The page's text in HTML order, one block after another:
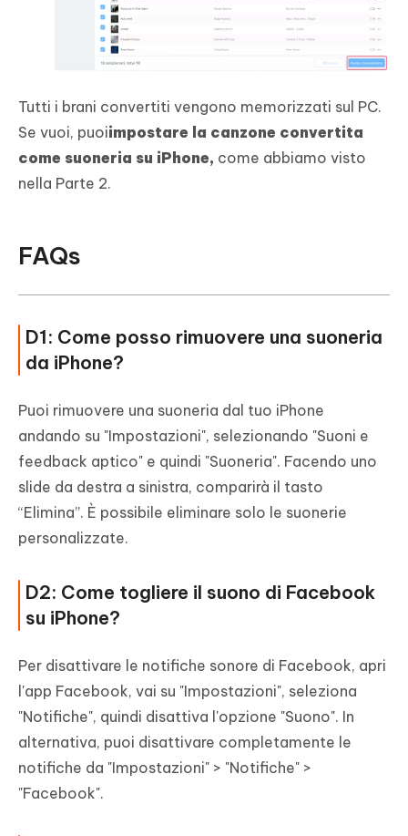
Tutti i brani convertiti vengono memorizzati sul PC.
Se vuoi, puoiimpostare la canzone convertita
come suoneria su iPhone, come abbiamo visto
nella Parte 2.
FAQs
D1: Come posso rimuovere una suoneria
da iPhone?
Puoi rimuovere una suoneria dal tuo iPhone
andando su "Impostazioni", selezionando "Suoni e
feedback aptico" e quindi "Suoneria". Facendo uno
slide da destra a sinistra, comparirà il tasto
“Elimina”. È possibile eliminare solo le suonerie
personalizzate.
D2: Come togliere il suono di Facebook
su iPhone?
Per disattivare le notifiche sonore di Facebook, apri
l'app Facebook, vai su "Impostazioni", seleziona
"Notifiche", quindi disattiva l'opzione "Suono". In
alternativa, puoi disattivare completamente le
notifiche da "Impostazioni" > "Notifiche" >
"Facebook".